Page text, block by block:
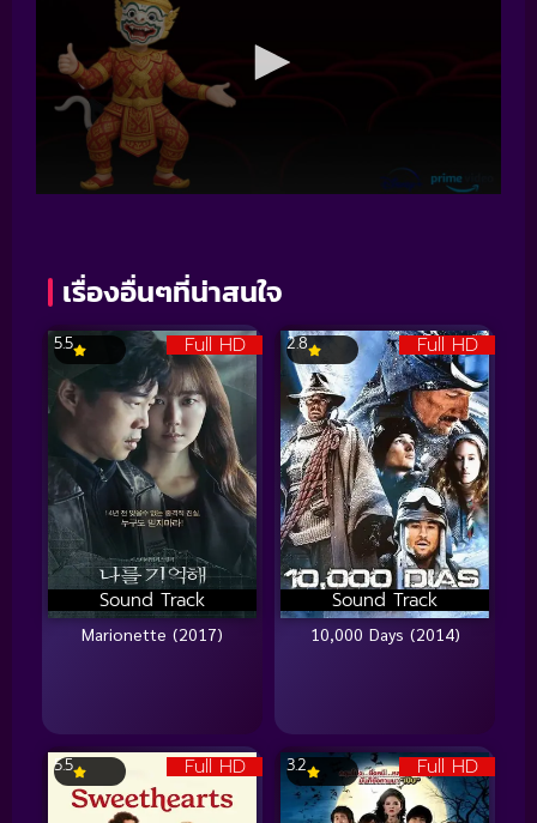
เรื่องอื่นๆที่น่าสนใจ
Full HD
Sound Track
5.5
Marionette (2017)
Full HD
Sound Track
2.8
10,000 Days (2014)
Full HD
5.5 Full HD
3.2